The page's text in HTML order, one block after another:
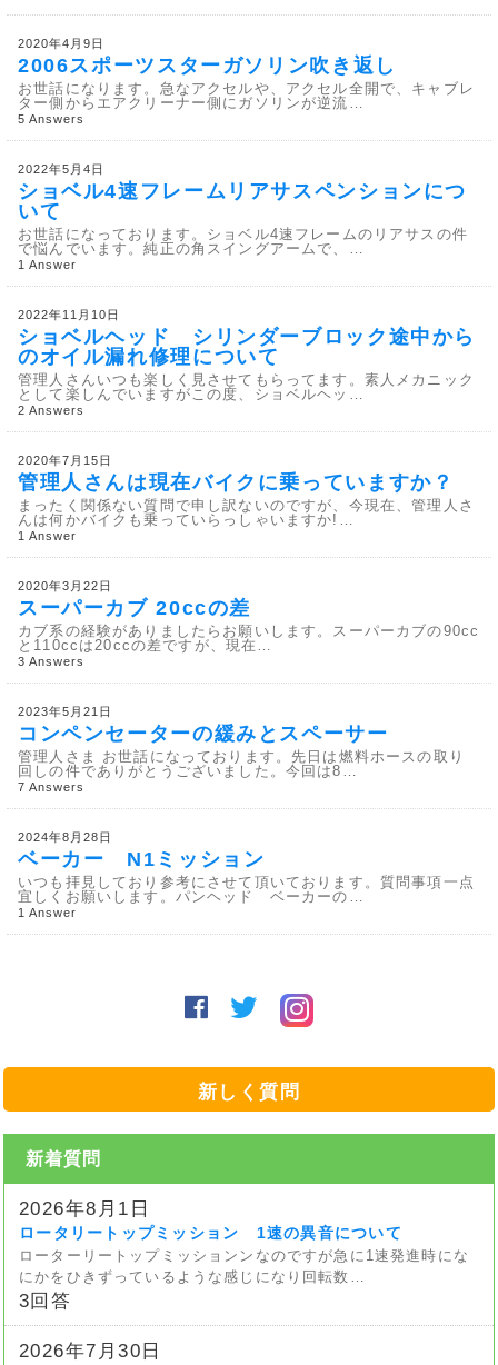
2020年4月9日
2006スポーツスターガソリン吹き返し
お世話になります。急なアクセルや、アクセル全開で、キャブレ
ター側からエアクリーナー側にガソリンが逆流…
5 Answers
2022年5月4日
ショベル4速フレームリアサスペンションにつ
いて
お世話になっております。ショベル4速フレームのリアサスの件
で悩んでいます。純正の角スイングアームで、…
1 Answer
2022年11月10日
ショベルヘッド シリンダーブロック途中から
のオイル漏れ修理について
管理人さんいつも楽しく見させてもらってます。素人メカニック
として楽しんでいますがこの度、ショベルヘッ…
2 Answers
2020年7月15日
管理人さんは現在バイクに乗っていますか？
まったく関係ない質問で申し訳ないのですが、今現在、管理人さ
んは何かバイクも乗っていらっしゃいますか!…
1 Answer
2020年3月22日
スーパーカブ 20ccの差
カブ系の経験がありましたらお願いします。スーパーカブの90cc
と110ccは20ccの差ですが、現在…
3 Answers
2023年5月21日
コンペンセーターの緩みとスペーサー
管理人さま お世話になっております。先日は燃料ホースの取り
回しの件でありがとうございました。今回は8…
7 Answers
2024年8月28日
ベーカー N1ミッション
いつも拝見しており参考にさせて頂いております。質問事項一点
宜しくお願いします。パンヘッド ベーカーの…
1 Answer
新しく質問
新着質問
2026年8月1日
ロータリートップミッション 1速の異音について
ローターリートップミッションンなのですが急に1速発進時にな
にかをひきずっているような感じになり回転数…
3回答
2026年7月30日